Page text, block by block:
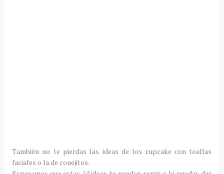
También no te pierdas las ideas de los cupcake con toallas
faciales o la de conejitos.